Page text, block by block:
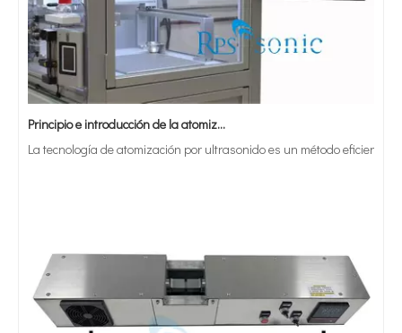
Principio e introducción de la atomización ultrasónica de metales.
La tecnología de atomización por ultrasonido es un método eficiente